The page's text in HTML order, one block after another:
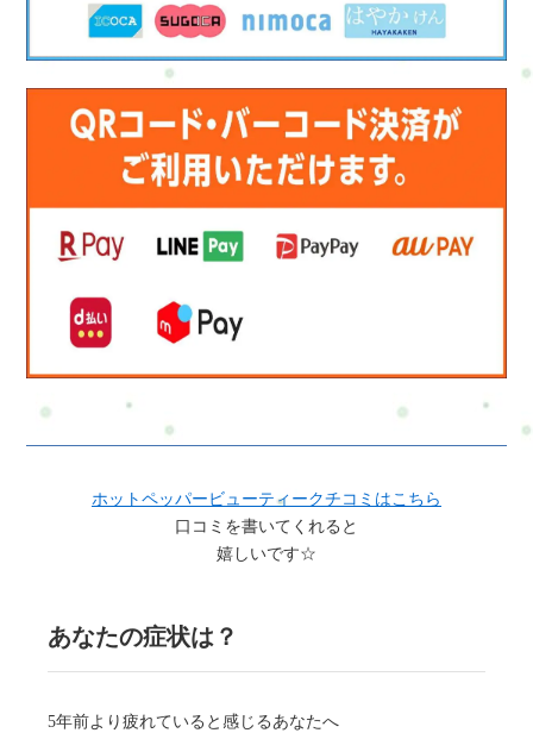
ホットペッパービューティークチコミはこちら
口コミを書いてくれると
嬉しいです☆
あなたの症状は？
5年前より疲れていると感じるあなたへ